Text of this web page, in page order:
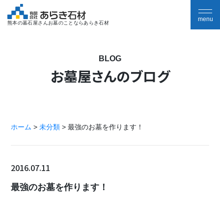
熊本の墓石屋さんお墓のことならあらき石材
BLOG
お墓屋さんのブログ
ホーム >未分類 >最強のお墓を作ります！
2016.07.11
最強のお墓を作ります！